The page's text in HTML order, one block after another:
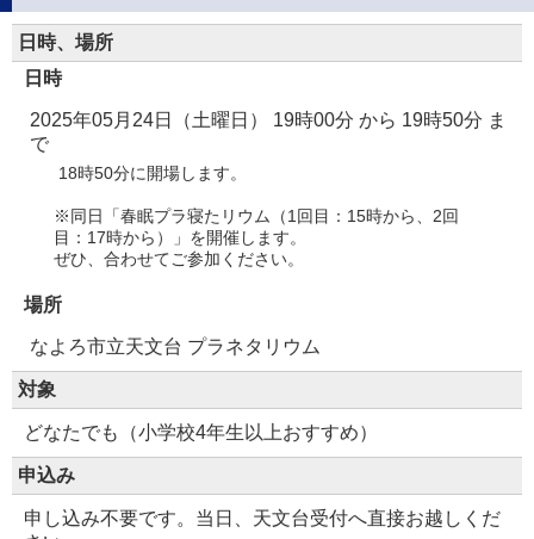
日時、場所
日時
2025年05月24日（土曜日） 19時00分 から 19時50分 ま
で
18時50分に開場します。
※同日「春眠プラ寝たリウム（1回目：15時から、2回
目：17時から）」を開催します。
ぜひ、合わせてご参加ください。
場所
なよろ市立天文台 プラネタリウム
対象
どなたでも（小学校4年生以上おすすめ）
申込み
申し込み不要です。当日、天文台受付へ直接お越しくだ